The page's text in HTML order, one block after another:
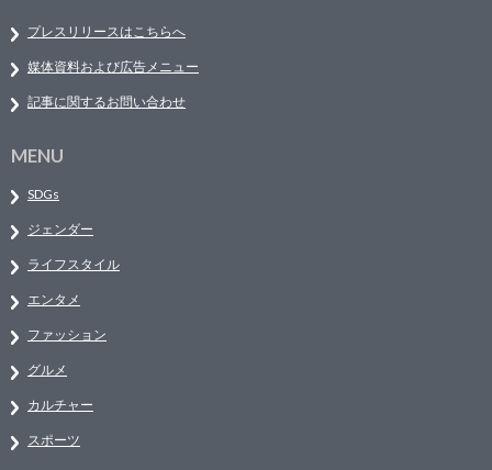
プレスリリースはこちらへ
媒体資料および広告メニュー
記事に関するお問い合わせ
MENU
SDGs
ジェンダー
ライフスタイル
エンタメ
ファッション
グルメ
カルチャー
スポーツ